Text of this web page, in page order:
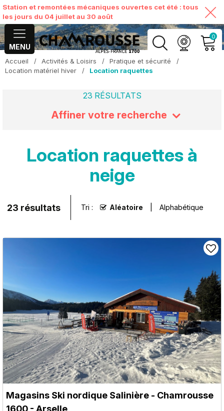
Station et remontées mécaniques ouvertes cet été : tous
les jours du 04 juillet au 30 août
MENU
0
MON COMPTE
VOIR MON PANIER
Accueil / Activités & Loisirs / Pratique et sécurité
/
Location matériel hiver
/ Location raquettes
Affiner votre recherche
23 RÉSULTATS
Location raquettes à
neige
23 résultats Tri : Aléatoire Alphabétique
Magasins Ski nordique Salinière - Chamrousse
1600 - Arselle